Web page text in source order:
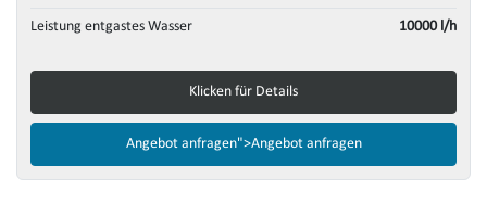
Leistung entgastes Wasser 10000 l/h
Klicken für Details
Angebot anfragen">Angebot anfragen